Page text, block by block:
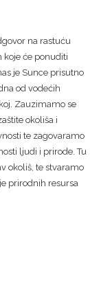
na rastuću
će ponuditi
je Sunce prisutno
od vodećih
Zauzimamo se
okoliša i
te zagovaramo
ljudi i prirode. Tu
okoliš, te stvaramo
prirodnih resursa